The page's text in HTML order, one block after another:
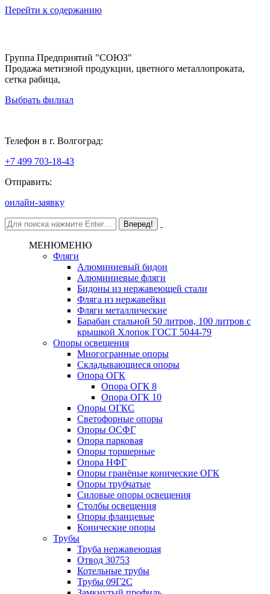
Перейти к содержанию
Группа Предприятий "СОЮЗ"
Продажа метизной продукции, цветного металлопроката,
сетка рабица,
Выбрать филиал
Телефон в г. Волгоград:
+7 499 703-18-43
Отправить:
онлайн-заявку
МЕНЮМЕНЮ
Фляги
Алюминиевый бидон
Алюминиевые фляги
Бидоны из нержавеющей стали
Фляга из нержавейки
Фляги металлические
Барабан стальной 50 литров, 100 литров с
крышкой Хлопок ГОСТ 5044-79
Опоры освещения
Многогранные опоры
Складывающиеся опоры
Опора ОГК
Опора ОГК 8
Опора ОГК 10
Опоры ОГКС
Светофорные опоры
Опоры ОСФГ
Опора парковая
Опоры торшерные
Опора НФГ
Опоры гранёные конические ОГК
Опоры трубчатые
Силовые опоры освещения
Столбы освещения
Опоры фланцевые
Конические опоры
Трубы
Труба нержавеющая
Отвод 30753
Котельные трубы
Трубы 09Г2С